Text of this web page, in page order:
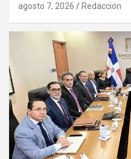
agosto 7, 2026 Redacción